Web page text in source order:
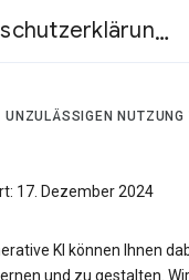
Datenschutzerklärung & Nutzungsbedingungen
NUTZUNG
17. Dezember 2024
KI können Ihnen
und zu gestalten.